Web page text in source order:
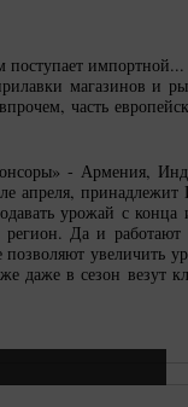
поступает
магазинов и
часть
- Армения,
апреля,
урожай с
регион. Да и
увеличить
даже в сезон везут